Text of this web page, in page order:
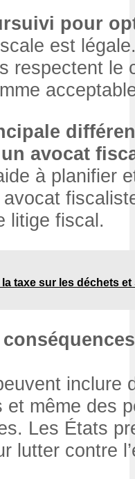
pour
est
respectent le
avocat
à planifier
avocat
litige fiscal.
la taxe sur les déchets
inclure
et même des
Les États
lutter contre